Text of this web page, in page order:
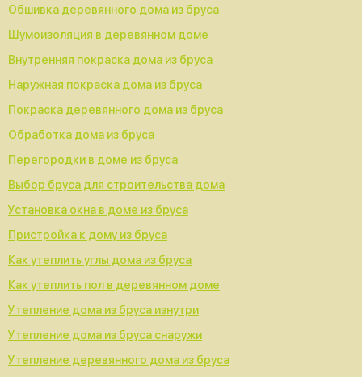
Обшивка деревянного дома из бруса
Шумоизоляция в деревянном доме
Внутренняя покраска дома из бруса
Наружная покраска дома из бруса
Покраска деревянного дома из бруса
Обработка дома из бруса
Перегородки в доме из бруса
Выбор бруса для строительства дома
Установка окна в доме из бруса
Пристройка к дому из бруса
Как утеплить углы дома из бруса
Как утеплить пол в деревянном доме
Утепление дома из бруса изнутри
Утепление дома из бруса снаружи
Утепление деревянного дома из бруса